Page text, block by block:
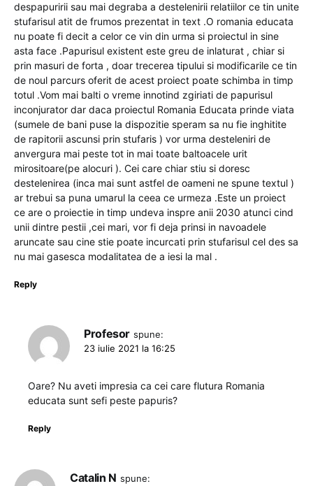
despapuririi sau mai degraba a destelenirii relatiilor ce tin unite
stufarisul atit de frumos prezentat in text .O romania educata
nu poate fi decit a celor ce vin din urma si proiectul in sine
asta face .Papurisul existent este greu de inlaturat , chiar si
prin masuri de forta , doar trecerea tipului si modificarile ce tin
de noul parcurs oferit de acest proiect poate schimba in timp
totul .Vom mai balti o vreme innotind zgiriati de papurisul
inconjurator dar daca proiectul Romania Educata prinde viata
(sumele de bani puse la dispozitie speram sa nu fie inghitite
de rapitorii ascunsi prin stufaris ) vor urma desteleniri de
anvergura mai peste tot in mai toate baltoacele urit
mirositoare(pe alocuri ). Cei care chiar stiu si doresc
destelenirea (inca mai sunt astfel de oameni ne spune textul )
ar trebui sa puna umarul la ceea ce urmeza .Este un proiect
ce are o proiectie in timp undeva inspre anii 2030 atunci cind
unii dintre pestii ,cei mari, vor fi deja prinsi in navoadele
aruncate sau cine stie poate incurcati prin stufarisul cel des sa
nu mai gasesca modalitatea de a iesi la mal .
Reply
Profesor spune:
23 iulie 2021 la 16:25
Oare? Nu aveti impresia ca cei care flutura Romania
educata sunt sefi peste papuris?
Reply
Catalin N spune: